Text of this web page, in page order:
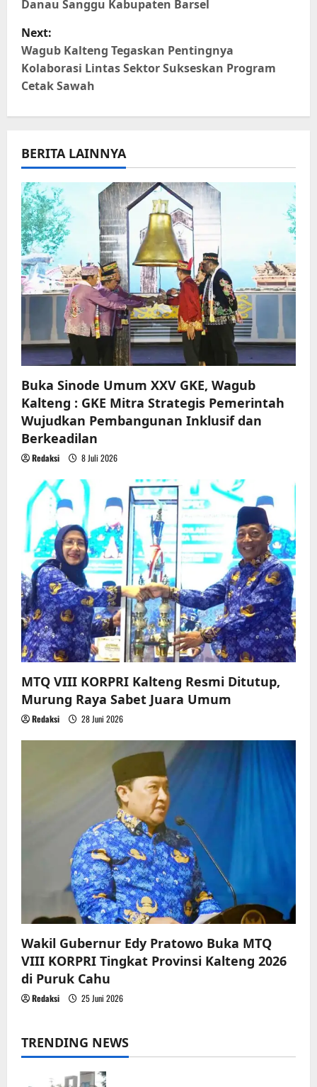
s
t
n
a
v
i
g
a
t
i
o
n
Danau Sanggu Kabupaten Barsel
Next:
Wagub Kalteng Tegaskan Pentingnya
Kolaborasi Lintas Sektor Sukseskan Program
Cetak Sawah
BERITA LAINNYA
Buka Sinode Umum XXV GKE, Wagub
Kalteng : GKE Mitra Strategis Pemerintah
Wujudkan Pembangunan Inklusif dan
Berkeadilan
Redaksi 8 Juli 2026
MTQ VIII KORPRI Kalteng Resmi Ditutup,
Murung Raya Sabet Juara Umum
Redaksi 28 Juni 2026
Wakil Gubernur Edy Pratowo Buka MTQ
VIII KORPRI Tingkat Provinsi Kalteng 2026
di Puruk Cahu
Redaksi 25 Juni 2026
TRENDING NEWS